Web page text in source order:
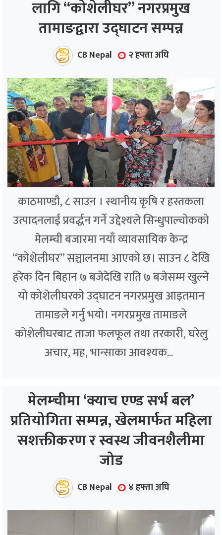
लागि “कोशेलीघर” नगरप्रमुख
तामाङद्वारा उद्घाटन सम्पन्न
CB Nepal २ हफ्ता अघि
काठमाण्डौ, ८ साउन । स्थानीय कृषि र हस्तकला
उत्पादनलाई प्रवर्द्धन गर्ने उद्देश्यले सिन्धुपाल्चोकको
मेलम्ची बजारमा नयाँ व्यावसायिक केन्द्र
“कोशेलीघर” सञ्चालनमा आएको छ। साउन ८ देखि
हरेक दिन बिहान ७ बजेदेखि राति ७ बजेसम्म खुल्ने
यो कोशेलीघरको उद्घाटन नगरप्रमुख आइतमान
तामाङले गर्नु भयो। नगरप्रमुख तामाङले
कोशेलीघरबाट ताजा फलफूल तथा तरकारी, घरेलु
अचार, मह, भान्साका आवश्यक...
मेलम्चीमा ‘क्याच एण्ड सर्भ बल’
प्रतियोगिता सम्पन्न, खेलमार्फत महिला
सशक्तीकरण र स्वस्थ जीवनशैलीमा
जोड
CB Nepal ४ हफ्ता अघि